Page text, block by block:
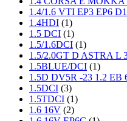
1.4/1.6 VTI EP3 EP6
1.4HDI (1)
1.5 DCI (1)
1.5/1.6DCI (1)
1.5/2.0GT D ASTRA L
1.5BLUE/DCI (1)
1.5D DV5R -23 1.2 EB
1.5DCI (3)
1.5TDCI (1)
1.6 16V (2)